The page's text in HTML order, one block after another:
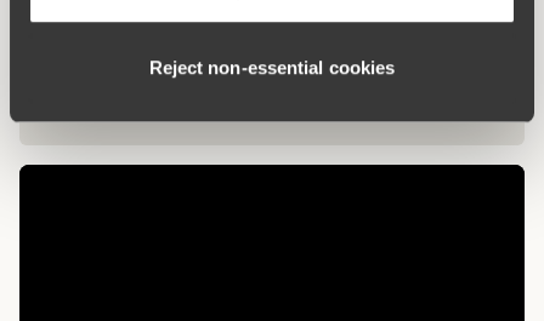
Reject non‑essential cookies
Komfortträger